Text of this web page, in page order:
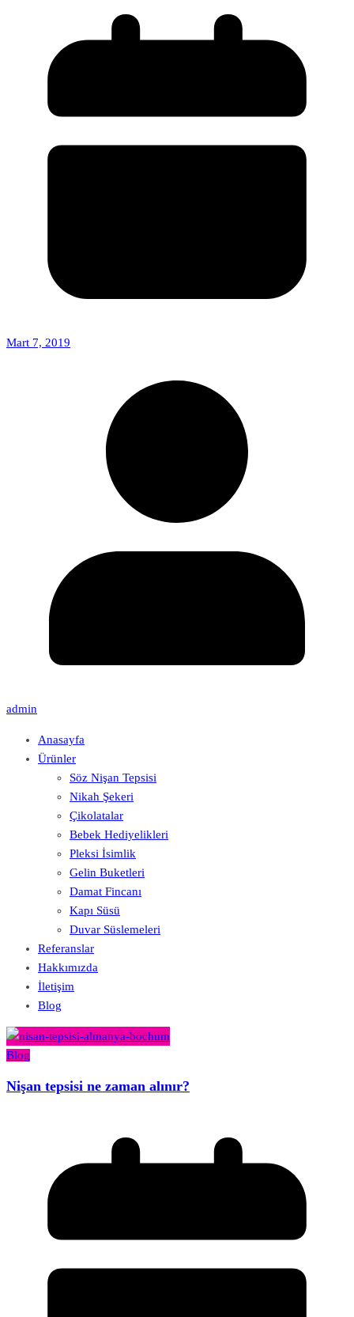
Mart 7, 2019
admin
Anasayfa
Ürünler
Söz Nişan Tepsisi
Nikah Şekeri
Çikolatalar
Bebek Hediyelikleri
Pleksi İsimlik
Gelin Buketleri
Damat Fincanı
Kapı Süsü
Duvar Süslemeleri
Referanslar
Hakkımızda
İletişim
Blog
Blog
Nişan tepsisi ne zaman alınır?